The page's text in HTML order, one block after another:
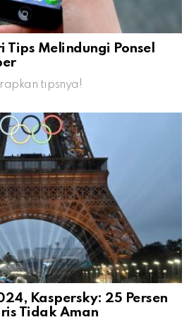
Tips Melindungi Ponsel
tipsnya!
Kaspersky: 25 Persen
Tidak Aman